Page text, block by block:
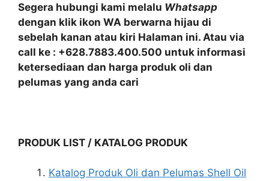
Segera hubungi kami melalu Whatsapp
dengan klik ikon WA berwarna hijau di
sebelah kanan atau kiri Halaman ini. Atau via
call ke : +628.7883.400.500 untuk informasi
ketersediaan dan harga produk oli dan
pelumas yang anda cari
PRODUK LIST / KATALOG PRODUK
Katalog Produk Oli dan Pelumas Shell Oil